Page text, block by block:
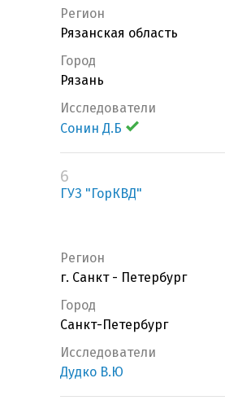
Регион
Рязанская область
Город
Рязань
Исследователи
Сонин Д.Б
6
ГУЗ "ГорКВД"
Регион
г. Санкт - Петербург
Город
Санкт-Петербург
Исследователи
Дудко В.Ю